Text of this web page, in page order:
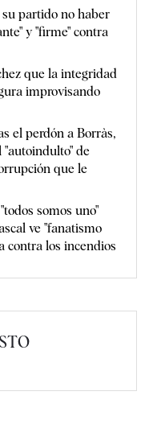
partido no haber
y "firme" contra
que la integridad
improvisando
el perdón a Borràs,
"autoindulto" de
que le
somos uno"
ve "fanatismo
contra los incendios